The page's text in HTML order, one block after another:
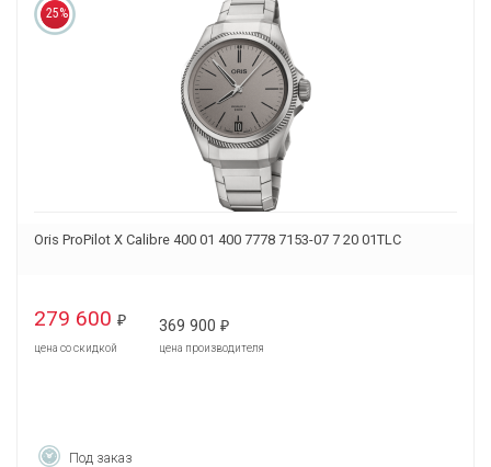
25%
Oris ProPilot X Calibre 400 01 400 7778 7153-07 7 20 01TLC
279 600 ₽
цена со скидкой
369 900 ₽
цена производителя
Под заказ